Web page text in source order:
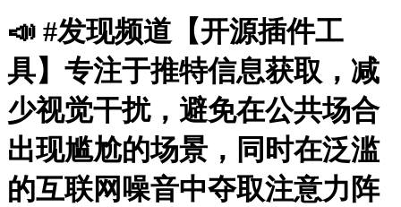
📣 #发现频道【开源插件工
具】专注于推特信息获取，减
少视觉干扰，避免在公共场合
出现尴尬的场景，同时在泛滥
的互联网噪音中夺取注意力阵